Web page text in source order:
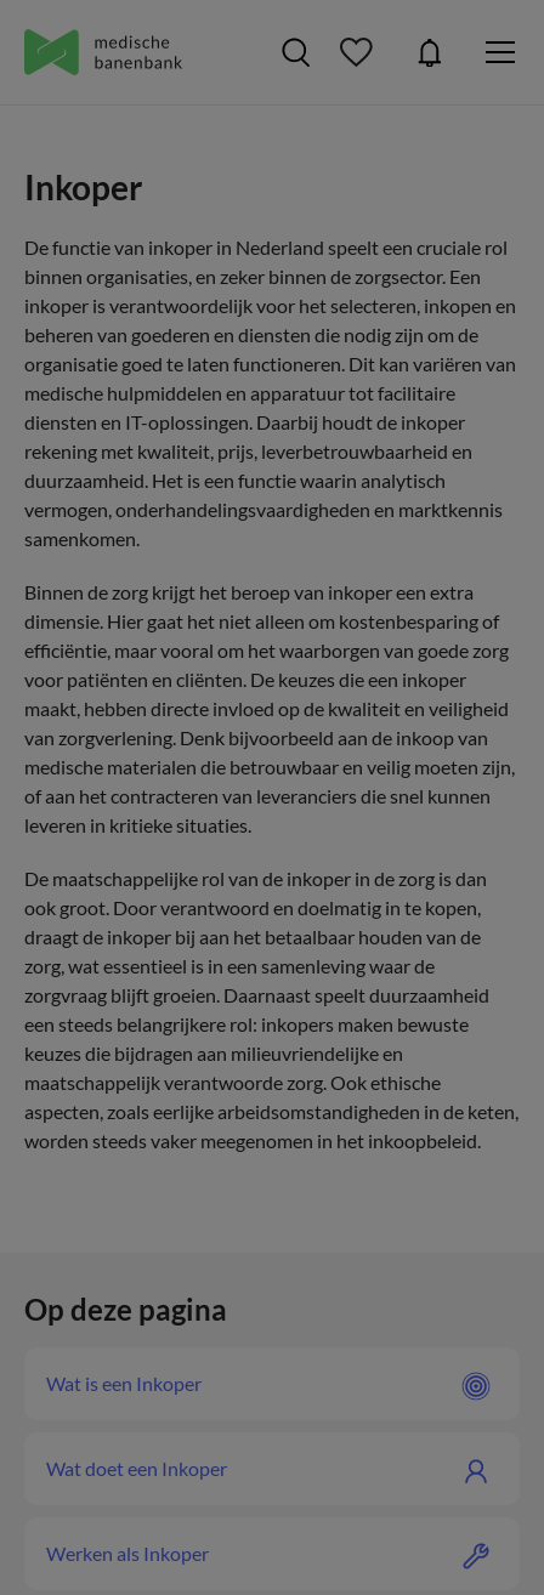
Inkoper
De functie van inkoper in Nederland speelt een cruciale rol
binnen organisaties, en zeker binnen de zorgsector. Een
inkoper is verantwoordelijk voor het selecteren, inkopen en
beheren van goederen en diensten die nodig zijn om de
organisatie goed te laten functioneren. Dit kan variëren van
medische hulpmiddelen en apparatuur tot facilitaire
diensten en IT-oplossingen. Daarbij houdt de inkoper
rekening met kwaliteit, prijs, leverbetrouwbaarheid en
duurzaamheid. Het is een functie waarin analytisch
vermogen, onderhandelingsvaardigheden en marktkennis
samenkomen.
Binnen de zorg krijgt het beroep van inkoper een extra
dimensie. Hier gaat het niet alleen om kostenbesparing of
efficiëntie, maar vooral om het waarborgen van goede zorg
voor patiënten en cliënten. De keuzes die een inkoper
maakt, hebben directe invloed op de kwaliteit en veiligheid
van zorgverlening. Denk bijvoorbeeld aan de inkoop van
medische materialen die betrouwbaar en veilig moeten zijn,
of aan het contracteren van leveranciers die snel kunnen
leveren in kritieke situaties.
De maatschappelijke rol van de inkoper in de zorg is dan
ook groot. Door verantwoord en doelmatig in te kopen,
draagt de inkoper bij aan het betaalbaar houden van de
zorg, wat essentieel is in een samenleving waar de
zorgvraag blijft groeien. Daarnaast speelt duurzaamheid
een steeds belangrijkere rol: inkopers maken bewuste
keuzes die bijdragen aan milieuvriendelijke en
maatschappelijk verantwoorde zorg. Ook ethische
aspecten, zoals eerlijke arbeidsomstandigheden in de keten,
worden steeds vaker meegenomen in het inkoopbeleid.
Op deze pagina
Wat is een Inkoper
Wat doet een Inkoper
Werken als Inkoper